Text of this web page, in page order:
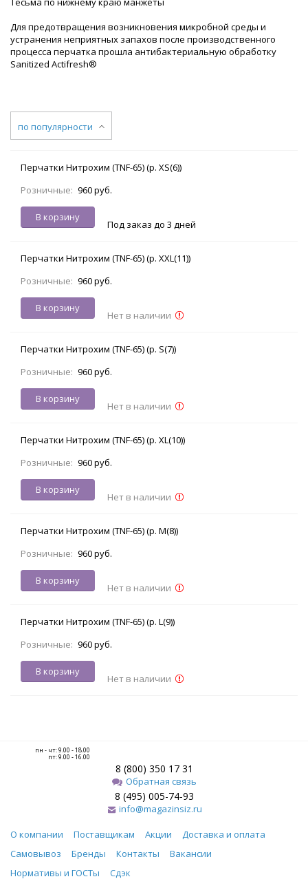
Для предотвращения возникновения микробной среды и
устранения неприятных запахов после производственного
процесса перчатка прошла антибактериальную обработку
Sanitized Actifresh®
по популярности
Перчатки Нитрохим (TNF-65) (р. XS(6))
Розничные: 960 руб.
В корзину
Под заказ до 3 дней
Перчатки Нитрохим (TNF-65) (р. XXL(11))
Розничные: 960 руб.
В корзину
Нет в наличии
Перчатки Нитрохим (TNF-65) (р. S(7))
Розничные: 960 руб.
В корзину
Нет в наличии
Перчатки Нитрохим (TNF-65) (р. XL(10))
Розничные: 960 руб.
В корзину
Нет в наличии
Перчатки Нитрохим (TNF-65) (р. M(8))
Розничные: 960 руб.
В корзину
Нет в наличии
Перчатки Нитрохим (TNF-65) (р. L(9))
Розничные: 960 руб.
В корзину
Нет в наличии
пн - чт: 9.00 - 18.00
пт: 9.00 - 16.00
8 (800) 350 17 31
Обратная связь
8 (495) 005-74-93
info@magazinsiz.ru
О компании Поставщикам Акции
Доставка и оплата
Самовывоз
Бренды Контакты
Вакансии
Нормативы и ГОСТы
Сдэк